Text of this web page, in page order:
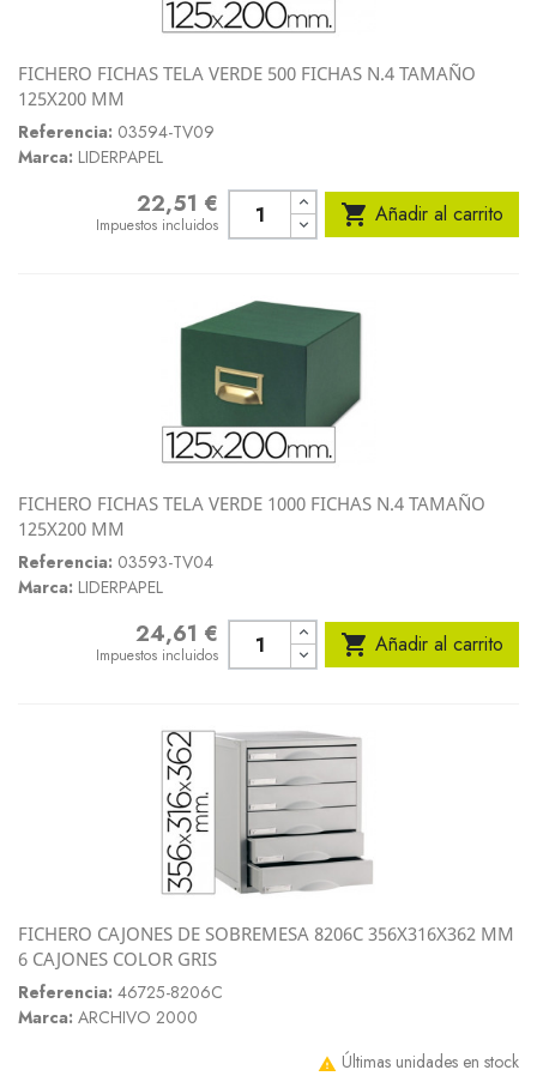
FICHERO FICHAS TELA VERDE 500 FICHAS N.4 TAMAÑO
125X200 MM
Referencia: 03594-TV09
Marca: LIDERPAPEL
Precio22,51 €
Impuestos incluidos  Añadir al carrito
FICHERO FICHAS TELA VERDE 1000 FICHAS N.4 TAMAÑO
125X200 MM
Referencia: 03593-TV04
Marca: LIDERPAPEL
Precio24,61 €
Impuestos incluidos  Añadir al carrito
FICHERO CAJONES DE SOBREMESA 8206C 356X316X362 MM
6 CAJONES COLOR GRIS
Referencia: 46725-8206C
Marca: ARCHIVO 2000
 Últimas unidades en stock